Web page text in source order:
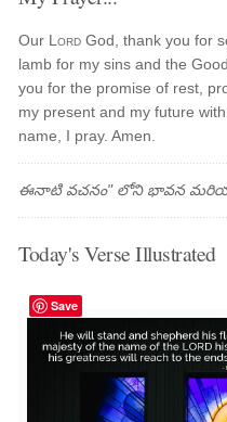
Our Lord God, thank you for
lamb for my sins and the
you for the promise of rest,
my present and my future
name, I pray. Amen.
ఈనాటి వచనం" లోని భావన
Today's Verse Illustrated
Save